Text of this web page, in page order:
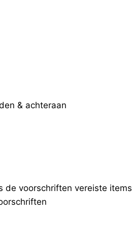
& achteraan
de voorschriften vereiste items